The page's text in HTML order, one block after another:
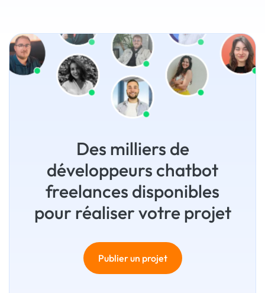
Des milliers de
développeurs chatbot
freelances disponibles
pour réaliser votre projet
Publier un projet